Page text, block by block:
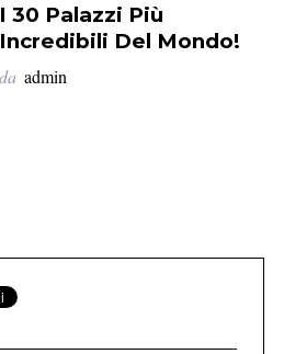
I 30 Palazzi Più
Incredibili Del Mondo!
da admin